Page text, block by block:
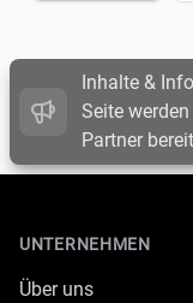
Inhalte &
Seite
Partner
UNTERNEHMEN
Über uns